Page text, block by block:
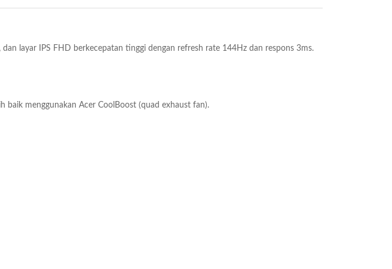
layar IPS FHD berkecepatan tinggi dengan refresh rate 144Hz dan respons 3ms.
baik menggunakan Acer CoolBoost (quad exhaust fan).